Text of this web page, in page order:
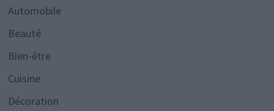
Automobile
Beauté
Bien-être
Cuisine
Décoration